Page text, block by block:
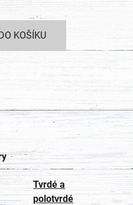
KOŠÍKU
Tvrdé a
polotvrdé